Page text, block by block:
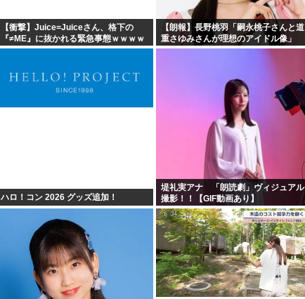
【衝撃】Juice=Juiceさん、格下の
『≠ME』に抜かれる緊急事態ｗｗｗｗ
ｗｗｗｗｗｗｗｗ
【朗報】長野桃羽「嗣永桃子さんと道
重さゆみさんが理想のアイドル像」
ハロ！コン 2026 グッズ追加！
堤礼実アナ 「朗読劇」ヴィジュアル
撮影！！【GIF動画あり】